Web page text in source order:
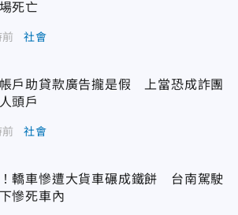
死亡
社會
戶助貸款廣告攏是假 上當恐成詐團
頭戶
社會
轎車慘遭大貨車碾成鐵餅 台南駕駛
慘死車內